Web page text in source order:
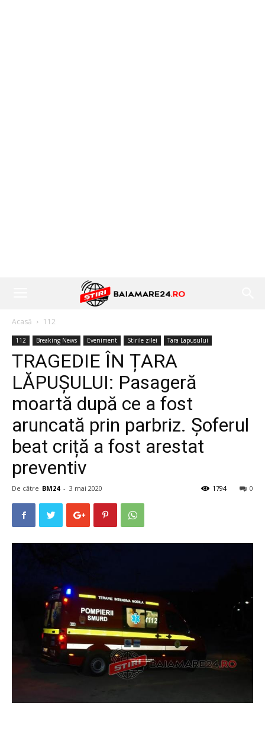
Acasă 112
112 Breaking News Eveniment Stirile zilei Tara Lapusului
TRAGEDIE ÎN ȚARA
LĂPUȘULUI: Pasageră
moartă după ce a fost
aruncată prin parbriz. Șoferul
beat criță a fost arestat
preventiv
De către BM24 - 3 mai 2020 0
1794